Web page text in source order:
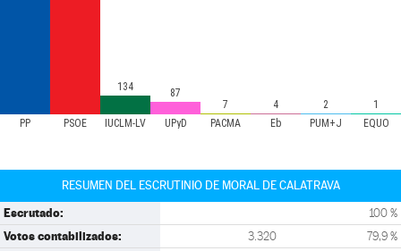
PP PSOE IUCLM-LV UPyD PACMA Eb PUM+J EQUO
134
87
7
4 2 1
RESUMEN DEL ESCRUTINIO DE MORAL DE CALATRAVA
Escrutado: 100 %
Votos contabilizados: 3.320 79,9 %